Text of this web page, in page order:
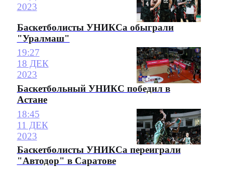
2023
Баскетболисты УНИКСа обыграли
"Уралмаш"
19:27
18 ДЕК
2023
Баскетбольный УНИКС победил в
Астане
18:45
11 ДЕК
2023
Баскетболисты УНИКСа переиграли
"Автодор" в Саратове